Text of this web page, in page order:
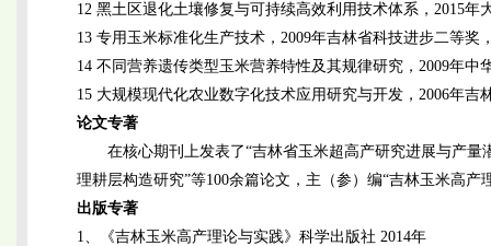
12 黑土区退化土壤修复与可持续高效利用技术体系，2015年
13 专用玉米标准化生产技术，2009年吉林省科技进步二等奖
14 不同营养遗传类型玉米营养特性及其规律研究，2009年中
15 大规模现代化农业数字化技术应用研究与开发，2006年吉
论文专著
在核心期刊上发表了“吉林省玉米超高产研究进展与产
理耕层构造研究”等100余篇论文，主（参）编“吉林玉米高
出版专著
1、《吉林玉米高产理论与实践》科学出版社 2014年